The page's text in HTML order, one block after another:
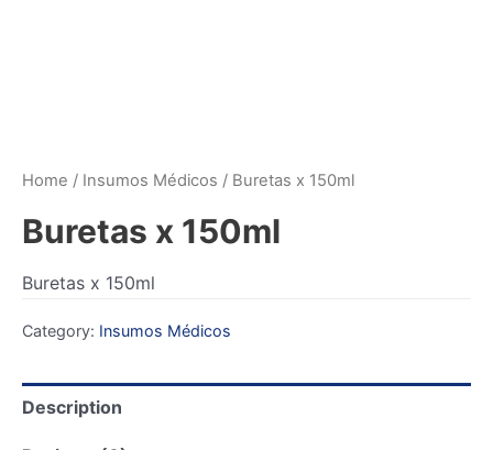
Home / Insumos Médicos / Buretas x 150ml
Buretas x 150ml
Buretas x 150ml
Category: Insumos Médicos
Description